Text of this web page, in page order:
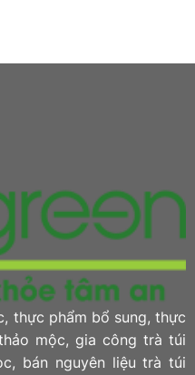
thực phẩm bổ sung, thực
mộc, gia công trà túi
bán nguyên liệu trà túi